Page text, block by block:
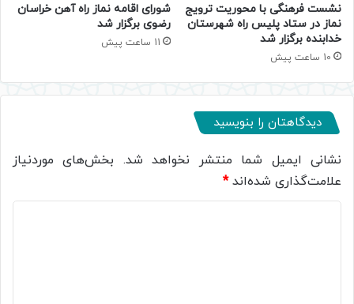
نشست فرهنگی با محوریت ترویج
نماز در ستاد پلیس راه شهرستان
خدابنده برگزار شد
10 ساعت پیش
شورای اقامه نماز راه آهن خراسان
رضوی برگزار شد
11 ساعت پیش
دیدگاهتان را بنویسید
نشانی ایمیل شما منتشر نخواهد شد. بخش‌های موردنیاز
علامت‌گذاری شده‌اند*